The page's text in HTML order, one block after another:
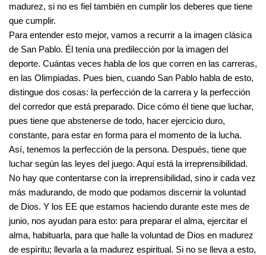
madurez, si no es fiel también en cumplir los deberes que tiene
que cumplir.
Para entender esto mejor, vamos a recurrir a la imagen clásica
de San Pablo. Él tenía una predilección por la imagen del
deporte. Cuántas veces habla de los que corren en las carreras,
en las Olimpiadas. Pues bien, cuando San Pablo habla de esto,
distingue dos cosas: la perfección de la carrera y la perfección
del corredor que está preparado. Dice cómo él tiene que luchar,
pues tiene que abstenerse de todo, hacer ejercicio duro,
constante, para estar en forma para el momento de la lucha.
Así, tenemos la perfección de la persona. Después, tiene que
luchar según las leyes del juego. Aquí está la irreprensibilidad.
No hay que contentarse con la irreprensibilidad, sino ir cada vez
más madurando, de modo que podamos discernir la voluntad
de Dios. Y los EE que estamos haciendo durante este mes de
junio, nos ayudan para esto: para preparar el alma, ejercitar el
alma, habituarla, para que halle la voluntad de Dios en madurez
de espíritu; llevarla a la madurez espiritual. Si no se lleva a esto,